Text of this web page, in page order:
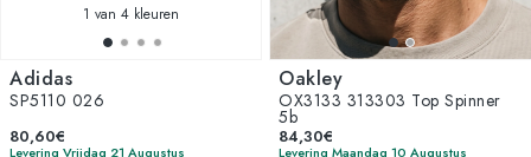
1 van 4 kleuren
Adidas
SP5110 026
80,60€
Levering Vrijdag 21 Augustus
Oakley
OX3133 313303 Top Spinner
5b
84,30€
Levering Maandag 10 Augustus